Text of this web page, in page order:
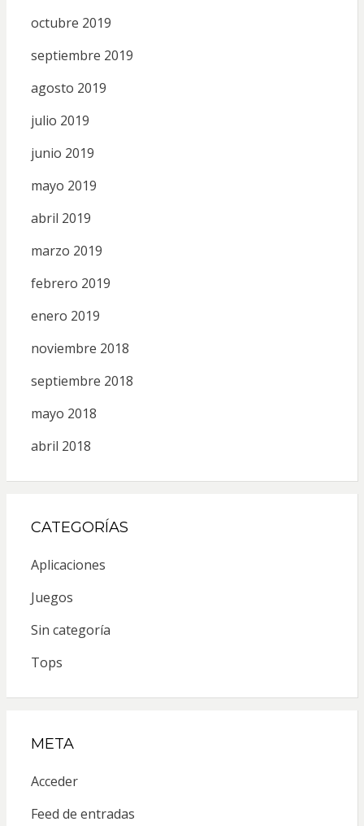
octubre 2019
septiembre 2019
agosto 2019
julio 2019
junio 2019
mayo 2019
abril 2019
marzo 2019
febrero 2019
enero 2019
noviembre 2018
septiembre 2018
mayo 2018
abril 2018
CATEGORÍAS
Aplicaciones
Juegos
Sin categoría
Tops
META
Acceder
Feed de entradas